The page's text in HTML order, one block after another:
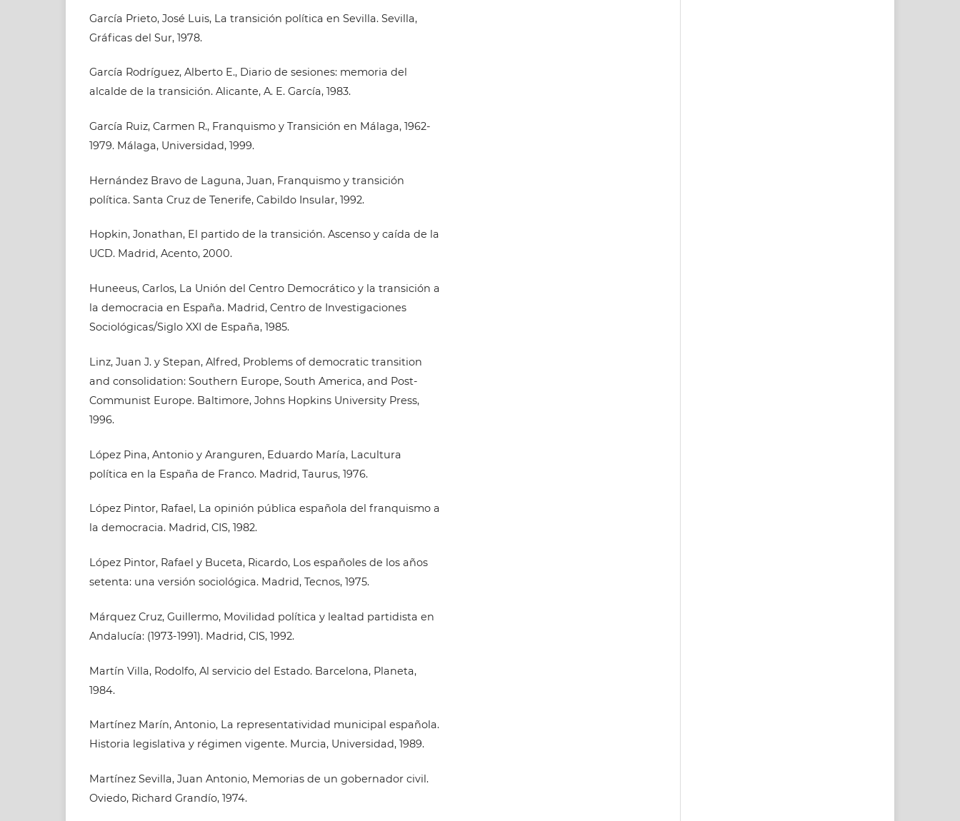
García Prieto, José Luis, La transición política en Sevilla. Sevilla,
Gráficas del Sur, 1978.
García Rodríguez, Alberto E., Diario de sesiones: memoria del
alcalde de la transición. Alicante, A. E. García, 1983.
García Ruiz, Carmen R., Franquismo y Transición en Málaga, 1962-
1979. Málaga, Universidad, 1999.
Hernández Bravo de Laguna, Juan, Franquismo y transición
política. Santa Cruz de Tenerife, Cabildo Insular, 1992.
Hopkin, Jonathan, El partido de la transición. Ascenso y caída de la
UCD. Madrid, Acento, 2000.
Huneeus, Carlos, La Unión del Centro Democrático y la transición a
la democracia en España. Madrid, Centro de Investigaciones
Sociológicas/Siglo XXI de España, 1985.
Linz, Juan J. y Stepan, Alfred, Problems of democratic transition
and consolidation: Southern Europe, South America, and Post-
Communist Europe. Baltimore, Johns Hopkins University Press,
1996.
López Pina, Antonio y Aranguren, Eduardo María, Lacultura
política en la España de Franco. Madrid, Taurus, 1976.
López Pintor, Rafael, La opinión pública española del franquismo a
la democracia. Madrid, CIS, 1982.
López Pintor, Rafael y Buceta, Ricardo, Los españoles de los años
setenta: una versión sociológica. Madrid, Tecnos, 1975.
Márquez Cruz, Guillermo, Movilidad política y lealtad partidista en
Andalucía: (1973-1991). Madrid, CIS, 1992.
Martín Villa, Rodolfo, Al servicio del Estado. Barcelona, Planeta,
1984.
Martínez Marín, Antonio, La representatividad municipal española.
Historia legislativa y régimen vigente. Murcia, Universidad, 1989.
Martínez Sevilla, Juan Antonio, Memorias de un gobernador civil.
Oviedo, Richard Grandío, 1974.